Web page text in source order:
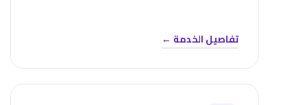
تفاصيل الخدمة ←